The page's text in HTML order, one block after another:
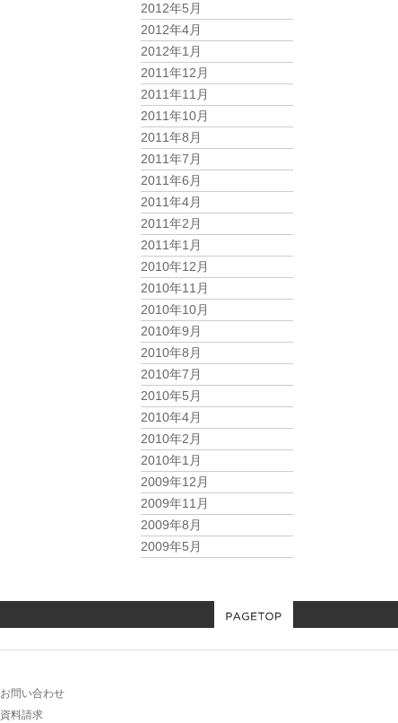
2012年5月
2012年4月
2012年1月
2011年12月
2011年11月
2011年10月
2011年8月
2011年7月
2011年6月
2011年4月
2011年2月
2011年1月
2010年12月
2010年11月
2010年10月
2010年9月
2010年8月
2010年7月
2010年5月
2010年4月
2010年2月
2010年1月
2009年12月
2009年11月
2009年8月
2009年5月
お問い合わせ
資料請求